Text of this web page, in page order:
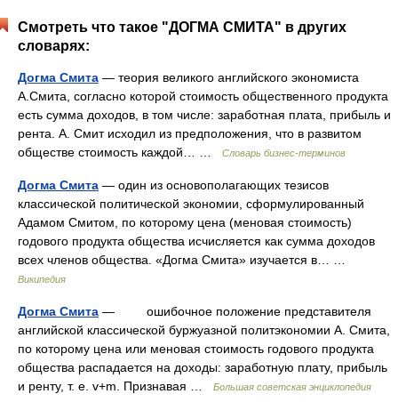
Смотреть что такое "ДОГМА СМИТА" в других
словарях:
Догма Смита — теория великого английского экономиста
А.Смита, согласно которой стоимость общественного продукта
есть сумма доходов, в том числе: заработная плата, прибыль и
рента. А. Смит исходил из предположения, что в развитом
обществе стоимость каждой… …
Словарь бизнес-терминов
Догма Смита — один из основополагающих тезисов
классической политической экономии, сформулированный
Адамом Смитом, по которому цена (меновая стоимость)
годового продукта общества исчисляется как сумма доходов
всех членов общества. «Догма Смита» изучается в… …
Википедия
Догма Смита — ошибочное положение представителя
английской классической буржуазной политэкономии А. Смита,
по которому цена или меновая стоимость годового продукта
общества распадается на доходы: заработную плату, прибыль
и ренту, т. е. v+m. Признавая …
Большая советская энциклопедия